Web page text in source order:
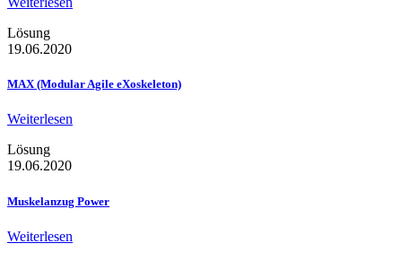
Lösung
19.06.2020
MAX (Modular Agile eXoskeleton)
Weiterlesen
Lösung
19.06.2020
Muskelanzug Power
Weiterlesen